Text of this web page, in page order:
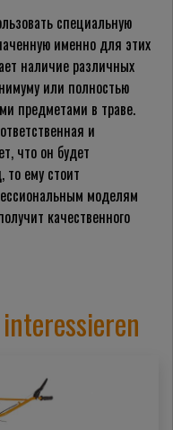
специальную
именно для этих
наличие различных
или полностью
предметами в траве.
и
что он будет
то ему стоит
моделям
качественного